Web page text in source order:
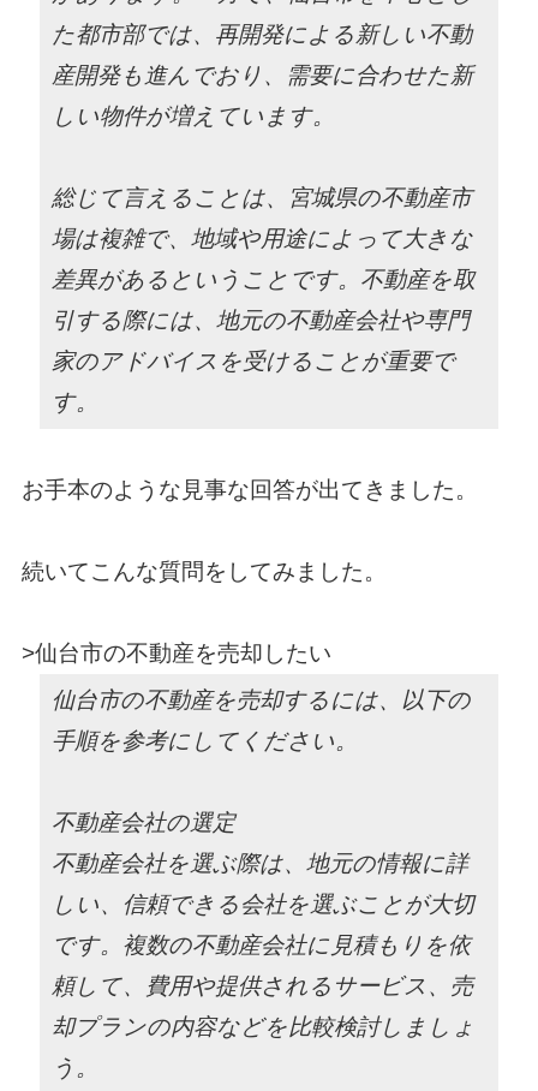
た都市部では、再開発による新しい不動
産開発も進んでおり、需要に合わせた新
しい物件が増えています。
総じて言えることは、宮城県の不動産市
場は複雑で、地域や用途によって大きな
差異があるということです。不動産を取
引する際には、地元の不動産会社や専門
家のアドバイスを受けることが重要で
す。
お手本のような見事な回答が出てきました。
続いてこんな質問をしてみました。
>仙台市の不動産を売却したい
仙台市の不動産を売却するには、以下の
手順を参考にしてください。
不動産会社の選定
不動産会社を選ぶ際は、地元の情報に詳
しい、信頼できる会社を選ぶことが大切
です。複数の不動産会社に見積もりを依
頼して、費用や提供されるサービス、売
却プランの内容などを比較検討しましょ
う。